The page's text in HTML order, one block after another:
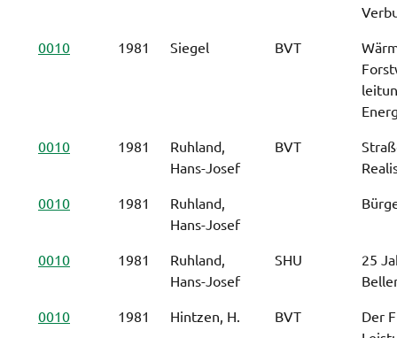
0010
1981 Siegel BVT
0010
1981
Ruhland,
Hans-Josef
BVT
0010
1981
Ruhland,
Hans-Josef
0010 1981
Ruhland,
Hans-Josef
SHU
25
0010
1981 Hintzen, H. BVT
Der